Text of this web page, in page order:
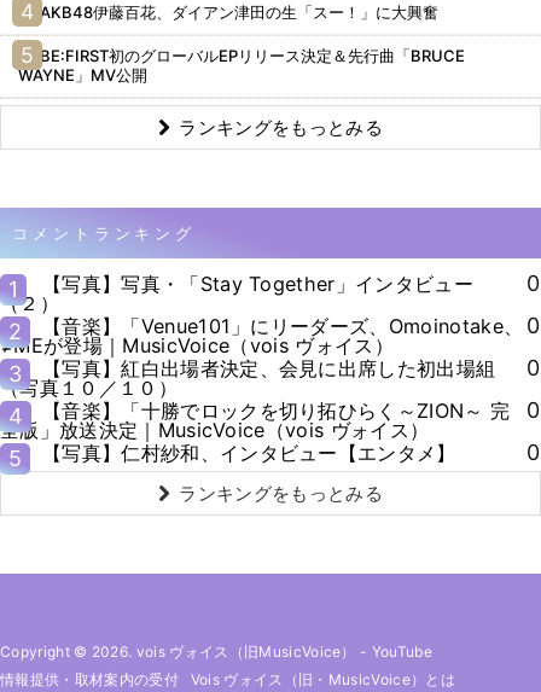
AKB48伊藤百花、ダイアン津田の生「スー！」に大興奮
BE:FIRST初のグローバルEPリリース決定＆先行曲「BRUCE
WAYNE」MV公開
ランキングをもっとみる
コメントランキング
1
【写真】写真・「Stay Together」インタビュー
（２）
0
2
【音楽】「Venue101」にリーダーズ、Omoinotake、
≠MEが登場｜MusicVoice（vois ヴォイス）
0
3
【写真】紅白出場者決定、会見に出席した初出場組
（写真１０／１０）
0
4
【音楽】「十勝でロックを切り拓ひらく～ZION～ 完
全版」放送決定｜MusicVoice（vois ヴォイス）
0
5
【写真】仁村紗和、インタビュー【エンタメ】 0
ランキングをもっとみる
Copyright © 2026. vois ヴォイス（旧MusicVoice） - YouTube
情報提供・取材案内の受付
Vois ヴォイス（旧・MusicVoice）とは